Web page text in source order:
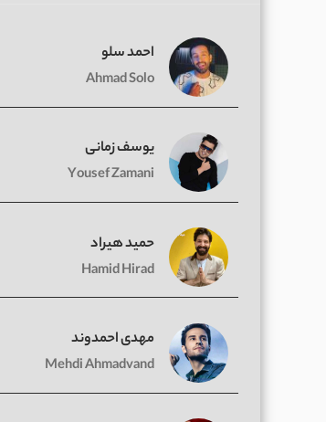
احمد سلو
Ahmad Solo
یوسف زمانی
Yousef Zamani
حمید هیراد
Hamid Hirad
مهدی احمدوند
Mehdi Ahmadvand